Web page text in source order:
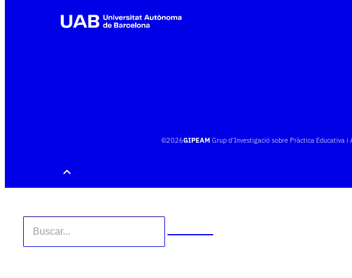
©2026GIPEAM Grup d’Investigació sobre Pràctica